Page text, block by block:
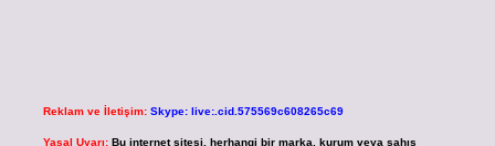
Reklam ve İletişim: Skype: live:.cid.575569c608265c69
Yasal Uyarı: Bu internet sitesi, herhangi bir marka, kurum veya şahıs